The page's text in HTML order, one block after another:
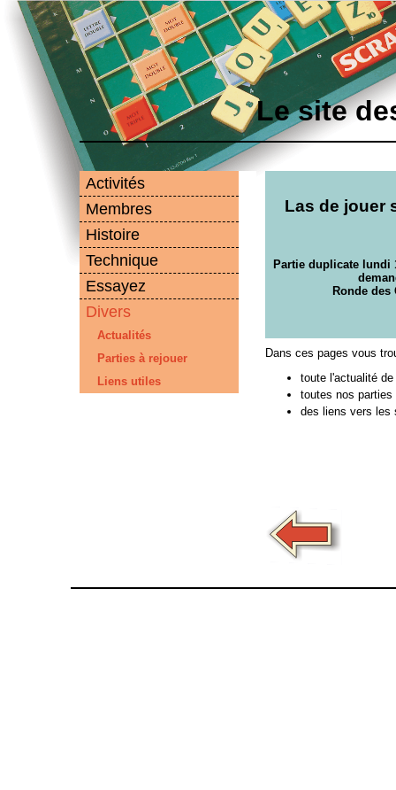
Le site
Activités
Membres
Histoire
Technique
Essayez
Divers
Actualités
Parties à rejouer
Liens utiles
Las de jouer
Partie duplicate lundi
Ronde des
Dans ces pages vous
toute l'actualité
toutes nos parties
des liens vers les